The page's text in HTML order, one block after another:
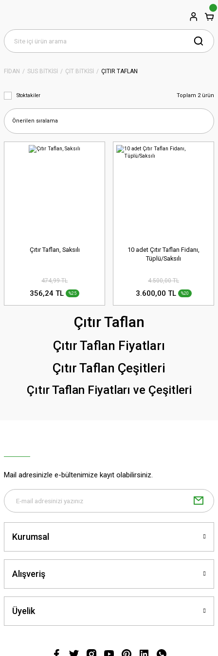
FİDAN SÜS BİTKİSİ ÇİT BİTKİSİ ÇITIR TAFLAN
Stoktakiler Toplam 2 ürün
Çıtır Taflan, Saksılı
474,99 TL
356,24 TL %25
10 adet Çıtır Taflan Fidanı,
Tüplü/Saksılı
4.500,00 TL
3.600,00 TL %20
Çıtır Taflan
Çıtır Taflan Fiyatları
Çıtır Taflan Çeşitleri
Çıtır Taflan Fiyatları ve Çeşitleri
Mail adresinizle e-bültenimize kayıt olabilirsiniz.
Kurumsal
Alışveriş
Üyelik